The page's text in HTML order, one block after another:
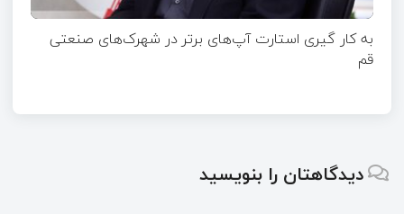
به کار گیری استارت آپ‌های برتر در شهرک‌های صنعتی
قم
دیدگاهتان را بنویسید